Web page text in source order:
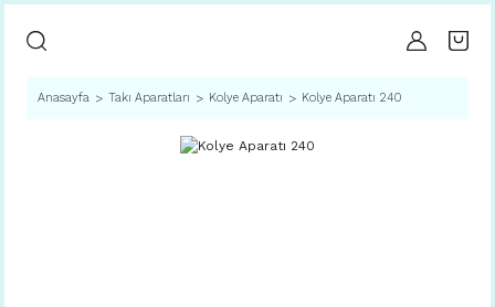
Anasayfa Takı Aparatları Kolye Aparatı Kolye Aparatı 240